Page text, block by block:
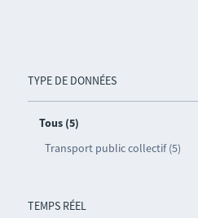
TYPE DE DONNÉES
Tous (5)
Transport public collectif (5)
TEMPS RÉEL